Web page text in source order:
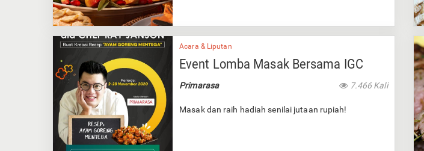
Acara & Liputan
Event Lomba Masak Bersama IGC
Primarasa 7.466 Kali
Masak dan raih hadiah senilai jutaan rupiah!